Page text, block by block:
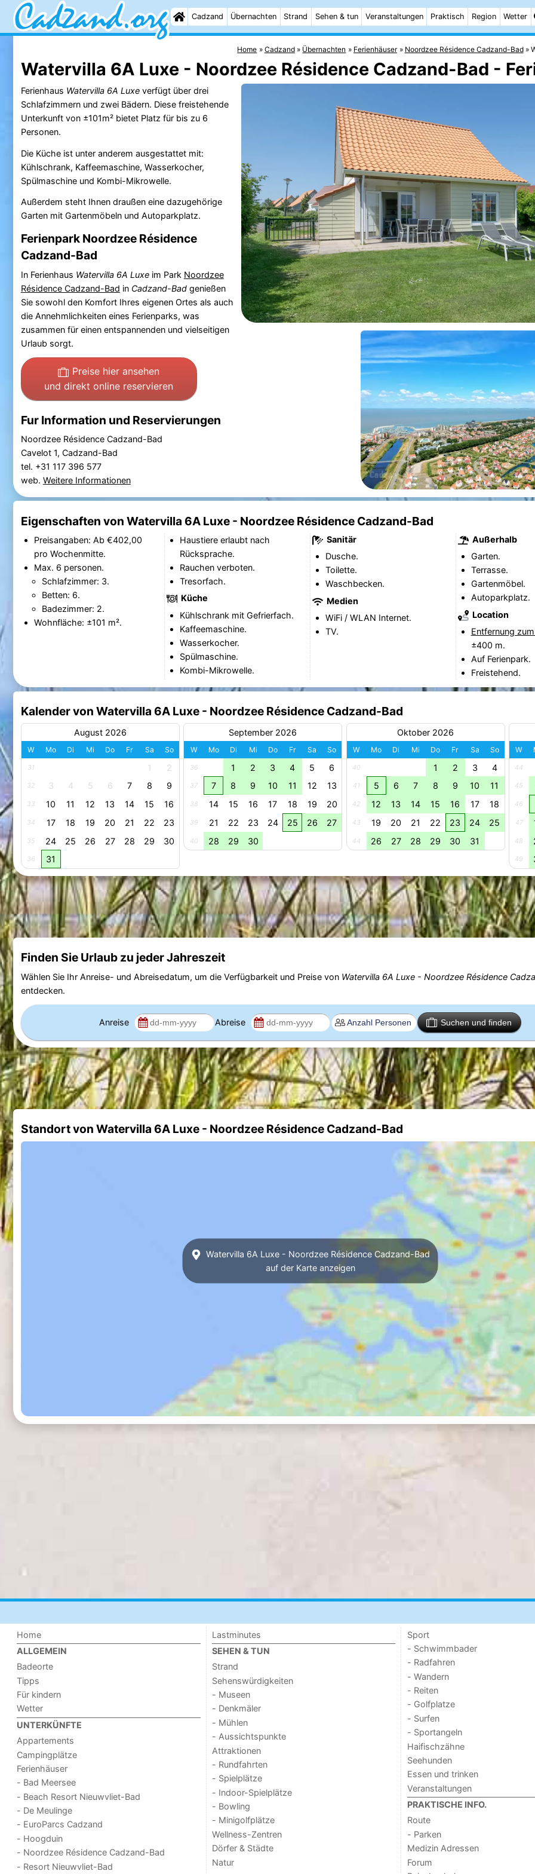
Cadzand Übernachten Strand Sehen & tun Veranstaltungen Praktisch Region Wetter
Home Cadzand Übernachten Ferienhäuser Noordzee Résidence Cadzand-Bad
Watervilla 6A Luxe - Noordzee Résidence Cadzand-Bad -
Ferienhaus Watervilla 6A Luxeverfügt über drei
Schlafzimmern und zwei Bädern. Diese freistehende
Unterkunft von ±101m² bietet Platz für bis zu 6
Personen.
Die Küche ist unter anderem ausgestattet mit:
Kühlschrank, Kaffeemaschine, Wasserkocher,
Spülmaschine und Kombi-Mikrowelle.
Außerdem steht Ihnen draußen eine dazugehörige
Garten mit Gartenmöbeln und Autoparkplatz.
Ferienpark Noordzee Résidence
Cadzand-Bad
In Ferienhaus Watervilla 6A Luxeim Park Noordzee
Résidence Cadzand-Bad in Cadzand-Badgenießen
Sie sowohl den Komfort Ihres eigenen Ortes als auch
die Annehmlichkeiten eines Ferienparks, was
zusammen für einen entspannenden und vielseitigen
Urlaub sorgt.
Preise hier ansehen
und direkt online reservieren
Fur Information und Reservierungen
Noordzee Résidence Cadzand-Bad
Cavelot 1, Cadzand-Bad
tel. +31 117 396 577
web. Weitere Informationen
Eigenschaften von Watervilla 6A Luxe - Noordzee Résidence Cadzand-Bad
Preisangaben: Ab €402,00
pro Wochenmitte.
Max. 6 personen.
Schlafzimmer: 3.
Betten: 6.
Badezimmer: 2.
Wohnfläche: ±101 m².
Haustiere erlaubt nach
Rücksprache.
Rauchen verboten.
Tresorfach.
Küche
Kühlschrank mit Gefrierfach.
Kaffeemaschine.
Wasserkocher.
Spülmaschine.
Kombi-Mikrowelle.
Sanitär
Dusche.
Toilette.
Waschbecken.
Medien
WiFi / WLAN Internet.
TV.
Außerhalb
Garten.
Terrasse.
Gartenmöbel.
Autoparkplatz.
Location
Entfernung
±400 m.
Auf Ferienpark.
Freistehend.
Kalender von Watervilla 6A Luxe - Noordzee Résidence Cadzand-Bad
August 2026
W Mo Di Mi Do Fr Sa So
31 1 2
32 3 4 5 6 7 8 9
33 10 11 12 13 14 15 16
34 17 18 19 20 21 22 23
35 24 25 26 27 28 29 30
36 31
September 2026
W Mo Di Mi Do Fr Sa So
36 1 2 3 4 5 6
37 7 8 9 10 11 12 13
38 14 15 16 17 18 19 20
39 21 22 23 24 25 26 27
40 28 29 30
Oktober 2026
W Mo Di Mi Do Fr Sa So
40 1 2 3 4
41 5 6 7 8 9 10 11
42 12 13 14 15 16 17 18
43 19 20 21 22 23 24 25
44 26 27 28 29 30 31
W
44
45
46
47
48
49
Finden Sie Urlaub zu jeder Jahreszeit
Wählen Sie Ihr Anreise- und Abreisedatum, um die Verfügbarkeit und Preise von Watervilla 6A Luxe - Noordzee Résidence
entdecken.
Anreise Abreise Suchen und finden
Standort von Watervilla 6A Luxe - Noordzee Résidence Cadzand-Bad
Watervilla 6A Luxe - Noordzee Résidence Cadzand-Bad
auf der Karte anzeigen
Home
ALLGEMEIN
Badeorte
Tipps
Für kindern
Wetter
UNTERKÜNFTE
Appartements
Campingplätze
Ferienhäuser
- Bad Meersee
- Beach Resort Nieuwvliet-Bad
- De Meulinge
- EuroParcs Cadzand
- Hoogduin
- Noordzee Résidence Cadzand-Bad
- Resort Nieuwvliet-Bad
Lastminutes
SEHEN & TUN
Strand
Sehenswürdigkeiten
- Museen
- Denkmäler
- Mühlen
- Aussichtspunkte
Attraktionen
- Rundfahrten
- Spielplätze
- Indoor-Spielplätze
- Bowling
- Minigolfplätze
Wellness-Zentren
Dörfer & Städte
Natur
Sport
- Schwimmbader
- Radfahren
- Wandern
- Reiten
- Golfplatze
- Surfen
- Sportangeln
Haifischzähne
Seehunden
Essen und trinken
Veranstaltungen
PRAKTISCHE INFO.
Route
- Parken
Medizin Adressen
Forum